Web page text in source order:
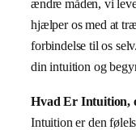
ændre måden, vi
hjælper os med at
forbindelse til os
din intuition og
Hvad Er Intuition,
Intuition er den